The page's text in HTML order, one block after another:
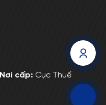
Nơi cấp: Cục Thuế